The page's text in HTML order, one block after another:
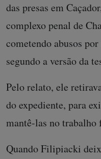
das presas em
complexo penal de
cometendo abusos
segundo a versão da
Pelo relato, ele
do expediente, para
mantê-las no
Quando Filipiacki